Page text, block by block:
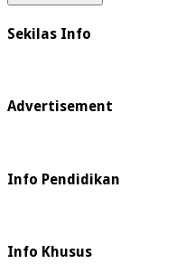
Sekilas Info
Advertisement
Info Pendidikan
Info Khusus